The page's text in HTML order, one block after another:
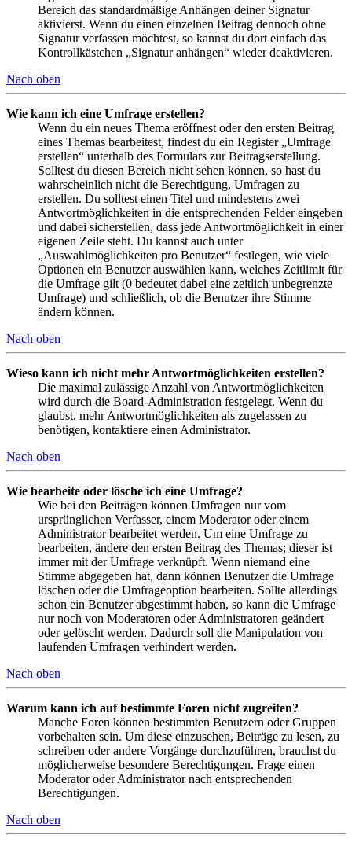
Bereich das standardmäßige Anhängen deiner Signatur
aktivierst. Wenn du einen einzelnen Beitrag dennoch ohne
Signatur verfassen möchtest, so kannst du dort einfach das
Kontrollkästchen „Signatur anhängen“ wieder deaktivieren.
Nach oben
Wie kann ich eine Umfrage erstellen?
Wenn du ein neues Thema eröffnest oder den ersten Beitrag
eines Themas bearbeitest, findest du ein Register „Umfrage
erstellen“ unterhalb des Formulars zur Beitragserstellung.
Solltest du diesen Bereich nicht sehen können, so hast du
wahrscheinlich nicht die Berechtigung, Umfragen zu
erstellen. Du solltest einen Titel und mindestens zwei
Antwortmöglichkeiten in die entsprechenden Felder eingeben
und dabei sicherstellen, dass jede Antwortmöglichkeit in einer
eigenen Zeile steht. Du kannst auch unter
„Auswahlmöglichkeiten pro Benutzer“ festlegen, wie viele
Optionen ein Benutzer auswählen kann, welches Zeitlimit für
die Umfrage gilt (0 bedeutet dabei eine zeitlich unbegrenzte
Umfrage) und schließlich, ob die Benutzer ihre Stimme
ändern können.
Nach oben
Wieso kann ich nicht mehr Antwortmöglichkeiten erstellen?
Die maximal zulässige Anzahl von Antwortmöglichkeiten
wird durch die Board-Administration festgelegt. Wenn du
glaubst, mehr Antwortmöglichkeiten als zugelassen zu
benötigen, kontaktiere einen Administrator.
Nach oben
Wie bearbeite oder lösche ich eine Umfrage?
Wie bei den Beiträgen können Umfragen nur vom
ursprünglichen Verfasser, einem Moderator oder einem
Administrator bearbeitet werden. Um eine Umfrage zu
bearbeiten, ändere den ersten Beitrag des Themas; dieser ist
immer mit der Umfrage verknüpft. Wenn niemand eine
Stimme abgegeben hat, dann können Benutzer die Umfrage
löschen oder die Umfrageoption bearbeiten. Sollte allerdings
schon ein Benutzer abgestimmt haben, so kann die Umfrage
nur noch von Moderatoren oder Administratoren geändert
oder gelöscht werden. Dadurch soll die Manipulation von
laufenden Umfragen verhindert werden.
Nach oben
Warum kann ich auf bestimmte Foren nicht zugreifen?
Manche Foren können bestimmten Benutzern oder Gruppen
vorbehalten sein. Um diese einzusehen, Beiträge zu lesen, zu
schreiben oder andere Vorgänge durchzuführen, brauchst du
möglicherweise besondere Berechtigungen. Frage einen
Moderator oder Administrator nach entsprechenden
Berechtigungen.
Nach oben